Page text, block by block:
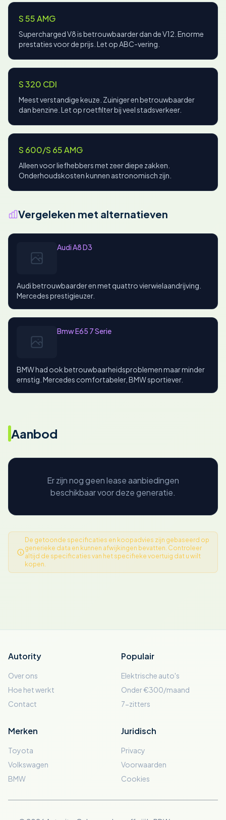
S 55 AMG
Supercharged V8 is betrouwbaarder dan de V12. Enorme
prestaties voor de prijs. Let op ABC-vering.
S 320 CDI
Meest verstandige keuze. Zuiniger en betrouwbaarder
dan benzine. Let op roetfilter bij veel stadsverkeer.
S 600/S 65 AMG
Alleen voor liefhebbers met zeer diepe zakken.
Onderhoudskosten kunnen astronomisch zijn.
Vergeleken met alternatieven
Audi A8 D3
Audi betrouwbaarder en met quattro vierwielaandrijving.
Mercedes prestigieuzer.
Bmw E65 7 Serie
BMW had ook betrouwbaarheidsproblemen maar minder
ernstig. Mercedes comfortabeler, BMW sportiever.
Aanbod
Er zijn nog geen lease aanbiedingen
beschikbaar voor deze generatie.
De getoonde specificaties en koopadvies zijn gebaseerd op
generieke data en kunnen afwijkingen bevatten. Controleer
altijd de specificaties van het specifieke voertuig dat u wilt
kopen.
Autority
Over ons
Hoe het werkt
Contact
Populair
Elektrische auto's
Onder €300/maand
7-zitters
Merken
Toyota
Volkswagen
BMW
Juridisch
Privacy
Voorwaarden
Cookies